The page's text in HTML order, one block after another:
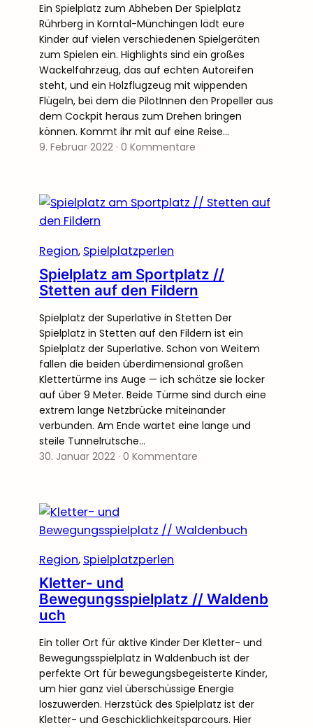
Ein Spielplatz zum Abheben Der Spielplatz
Rührberg in Korntal-Münchingen lädt eure
Kinder auf vielen verschiedenen Spielgeräten
zum Spielen ein. Highlights sind ein großes
Wackelfahrzeug, das auf echten Autoreifen
steht, und ein Holzflugzeug mit wippenden
Flügeln, bei dem die PilotInnen den Propeller aus
dem Cockpit heraus zum Drehen bringen
können. Kommt ihr mit auf eine Reise…
9. Februar 2022 · 0 Kommentare
Region, Spielplatzperlen
Spielplatz am Sportplatz //
Stetten auf den Fildern
Spielplatz der Superlative in Stetten Der
Spielplatz in Stetten auf den Fildern ist ein
Spielplatz der Superlative. Schon von Weitem
fallen die beiden überdimensional großen
Klettertürme ins Auge — ich schätze sie locker
auf über 9 Meter. Beide Türme sind durch eine
extrem lange Netzbrücke miteinander
verbunden. Am Ende wartet eine lange und
steile Tunnelrutsche…
30. Januar 2022 · 0 Kommentare
Region, Spielplatzperlen
Kletter- und
Bewegungsspielplatz // Waldenb
uch
Ein toller Ort für aktive Kinder Der Kletter- und
Bewegungsspielplatz in Waldenbuch ist der
perfekte Ort für bewegungsbegeisterte Kinder,
um hier ganz viel überschüssige Energie
loszuwerden. Herzstück des Spielplatz ist der
Kletter- und Geschicklichkeitsparcours. Hier